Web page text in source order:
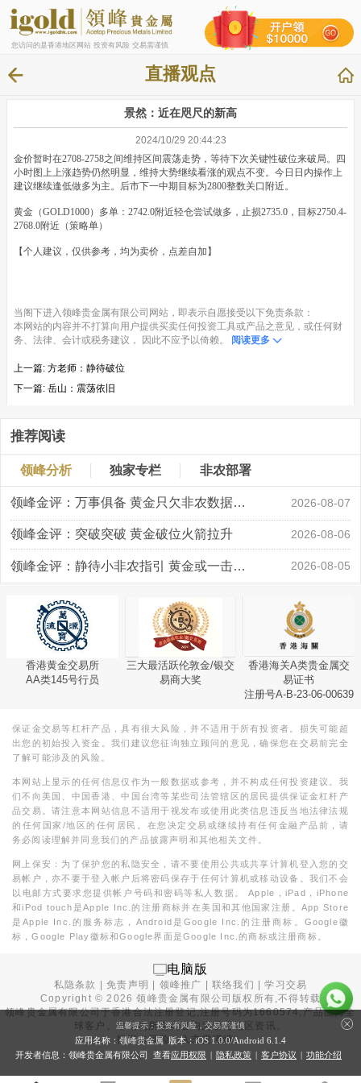
您访问的是香港地区网站 投资有风险 交易需谨慎
直播观点
景然：近在咫尺的新高
2024/10/29 20:44:23
金价暂时在2708-2758之间维持区间震荡走势，等待下次关键性破位来破局。四
小时图上上涨趋势仍然明显，维持大势继续看涨的观点不变。今日日内操作上
建议继续逢低做多为主。后市下一中期目标为2800整数关口附近。
黄金（GOLD1000）多单：2742.0附近轻仓尝试做多，止损2735.0，目标2750.4-
2768.0附近（策略单）
【个人建议，仅供参考，均为卖价，点差自加】
当阁下进入领峰贵金属有限公司网站，即表示自愿接受以下免责条款：
本网站的内容并不打算向用户提供买卖任何投资工具或产品之意见，或任何财
务、法律、会计或税务建议， 因此不应予以倚赖。
阅读更多
上一篇: 方老师：静待破位
下一篇: 岳山：震荡依旧
推荐阅读
领峰分析 独家专栏 非农部署
领峰金评：万事俱备 黄金只欠非农数据“东风” 2026-08-07
领峰金评：突破突破 黄金破位火箭拉升 2026-08-06
领峰金评：静待小非农指引 黄金或一击破局 2026-08-05
香港黄金交易所
AA类145号行员
三大最活跃伦敦金/银交
易商大奖
香港海关A类贵金属交
易证书
注册号A-B-23-06-00639
保证金交易等杠杆产品，具有很大风险，并不适用于所有投资者。损失可能超
出您的初始投入资金。我们建议您征询独立顾问的意见，确保您在交易前完全
了解可能涉及的风险。
本网站上显示的任何信息仅作为一般数据或参考，并不构成任何投资建议。我
们不向美国、中国香港、中国台湾等某些司法管辖区的居民提供保证金杠杆产
品交易。请注意本网站信息不适用于视发布或使用此类信息违反当地法律法规
的任何国家/地区的任何居民。在您决定交易或继续持有任何金融产品前，请
务必阅读理解并同意我们的产品披露声明和其他相关文件。
网上保安：为了保护您的私隐安全，请不要使用公共或共享计算机登入您的交
易帐户，亦不要于登入帐户后将密码保存于任何计算机或移动设备。我们不会
以电邮方式要求您提供帐户号码和密码等私人数据。 Apple，iPad，iPhone
和iPod touch是Apple Inc.的注册商标并在美国和其他国家注册。App Store
是Apple Inc.的服务标志，Android是Google Inc.的注册商标。Google徽
标，Google Play徽标和Google界面是Google Inc.的商标或注册商标。
电脑版
私隐条款 |免责声明 领峰推广 |联络我们 |学习交易
Copyright ©2026 领峰贵金属有限公司版权所有,不得转载
领峰贵金属有限公司于香港合法注册登记,注册号码为1660574,产品面向全
球客户。本站内所有内容均为香港地区资讯。
投资有风险，入市需谨慎。
温馨提示：投资有风险，交易需谨慎
应用名称：领峰贵金属 版本：iOS 1.0.0/Android 6.1.4
开发者信息：领峰贵金属有限公司 查看应用权限 | 隐私政策 | 客户协议 | 功能介绍